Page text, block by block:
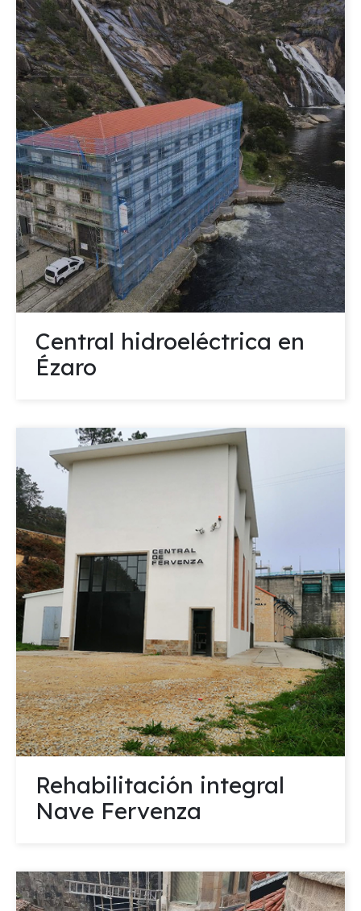
Central hidroeléctrica en
Ézaro
Rehabilitación integral
Nave Fervenza